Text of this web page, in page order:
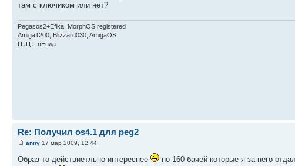
там с ключиком или нет?
Pegasos2+Efika, MorphOS registered
Amiga1200, Blizzard030, AmigaOS
ПэЦэ, вЕнда
Re: Получил os4.1 для peg2
anny 17 мар 2009, 12:44
Образ то действиетльно интереснее
но 160 бачей которые я за него